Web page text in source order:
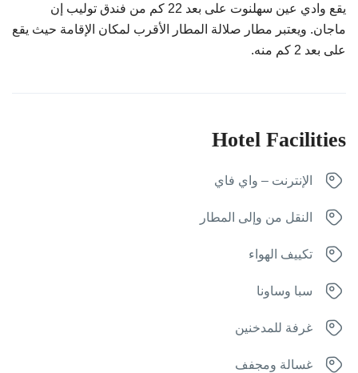
يقع وادي عين سهلنوت على بعد 22 كم من فندق توليب إن
ماجان. ويعتبر مطار صلالة المطار الأقرب لمكان الإقامة حيث يقع
على بعد 2 كم منه.
Hotel Facilities
الإنترنت – واي فاي
النقل من وإلى المطار
تكييف الهواء
سبا وساونا
غرفة للمدخنين
غسالة ومجفف